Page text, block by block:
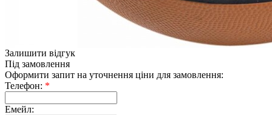
Залишити відгук
Під замовлення
Оформити запит на уточнення ціни для замовлення:
Телефон: *
Емейл: